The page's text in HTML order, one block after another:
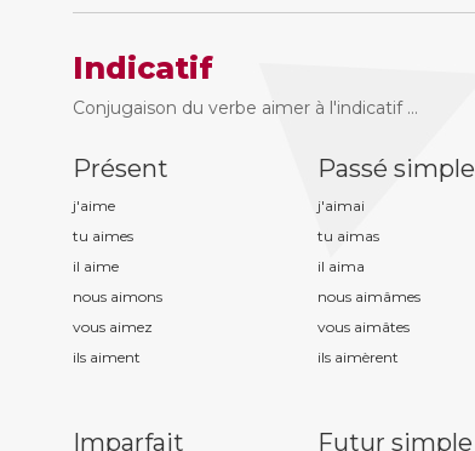
Indicatif
Conjugaison du verbe aimer à l'indicatif ...
Présent
j'aime
tu aimes
il aime
nous aimons
vous aimez
ils aiment
Passé simple
j'aimai
tu aimas
il aima
nous aimâmes
vous aimâtes
ils aimèrent
Imparfait Futur simple